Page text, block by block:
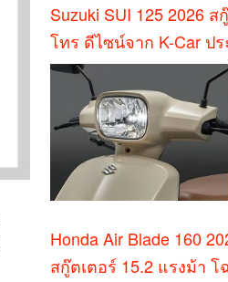
Suzuki SUI 125 2026 ส
โทร ดีไซน์จาก K-Car ป
กม./ล.
Honda Air Blade 160
สกู๊ตเตอร์ 15.2 แรงม้า